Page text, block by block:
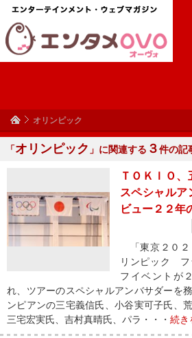
オリンピック
「オリンピック 」に関連する ３件の記
ＴＯＫＩＯ
スペシャル
ビュー２２年
「東京２０
リンピック フ
フイベントが
れ、ツアーのスペシャルアンバサダーを
ンピアンの三宅義信氏、小谷実可子氏、
三宅宏実氏、吉村真晴氏、パラ・・・ 続き